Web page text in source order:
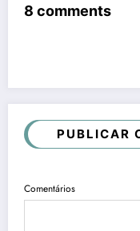
8 comments
PUBLICAR
Comentários